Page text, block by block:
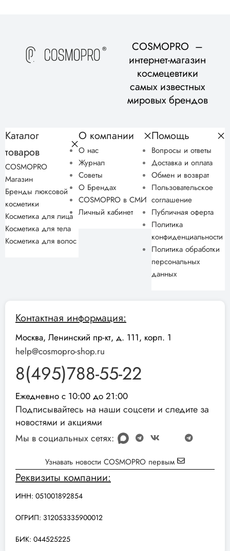
COSMOPRO –
интернет-магазин
космецевтики
самых известных
мировых брендов
Каталог
товаров
COSMOPRO
Магазин
Бренды люксовой
косметики
Косметика для лица
Косметика для тела
Косметика для волос
О компании
О нас
Журнал
Советы
О Брендах
COSMOPRO в СМИ
Личный кабинет
Помощь
Вопросы и ответы
Доставка и оплата
Обмен и возврат
Пользовательское
соглашение
Публичная оферта
Политика
конфиденциальности
Политика обработки
персональных
данных
Контактная информация:
Москва, Ленинский пр-кт, д. 111, корп. 1
help@cosmopro-shop.ru
8(495)788-55-22
Ежедневно с 10:00 до 21:00
Подписывайтесь на наши соцсети и следите за
новостями и акциями
Мы в социальных сетях:
Узнавать новости COSMOPRO первым
Реквизиты компании:
ИНН: 051001892854
ОГРИП: 312053335900012
БИК: 044525225